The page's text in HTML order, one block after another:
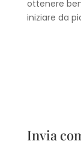
ottenere
iniziare da
Invia